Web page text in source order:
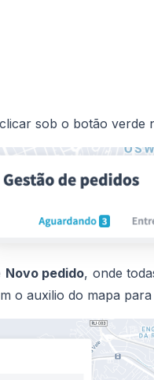
sob o botão verde
Novo pedido, onde
o auxilio do mapa